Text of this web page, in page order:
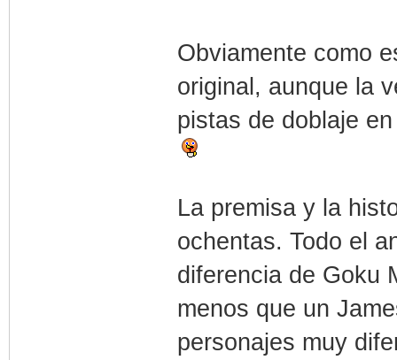
Obviamente como
original, aunque la
pistas de doblaje
La premisa y la
ochentas. Todo el
diferencia de Goku
menos que un
personajes muy